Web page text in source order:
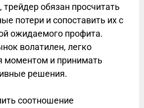
трейдер обязан просчитать
потери и сопоставить их с
ожидаемого профита.
волатилен, легко
моментом и принимать
решения.
соотношение